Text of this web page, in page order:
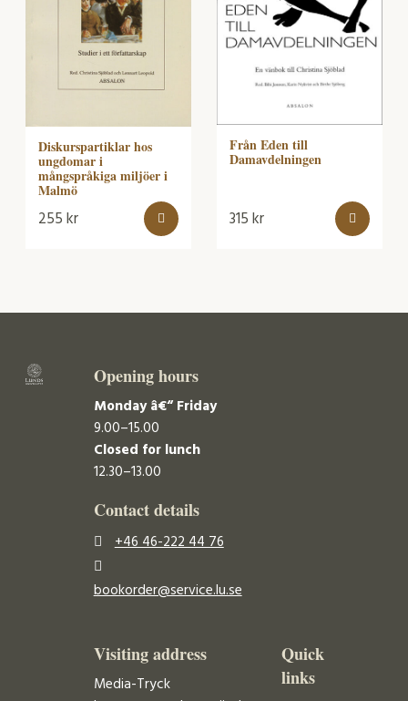
Diskurspartiklar hos
ungdomar i
mångspråkiga miljöer i
Malmö
255kr
Från Eden till
Damavdelningen
315kr
Opening hours
Monday â€“ Friday
9.00–15.00
Closed for lunch
12.30–13.00
Contact details
+46 46-222 44 76
bookorder@service.lu.se
Visiting address
Media-Tryck
Quick
links